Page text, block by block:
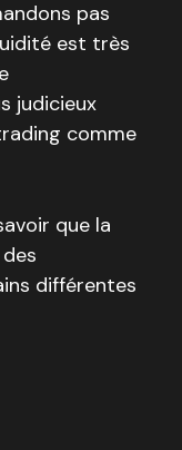
pas
est très
judicieux
comme
que la
différentes